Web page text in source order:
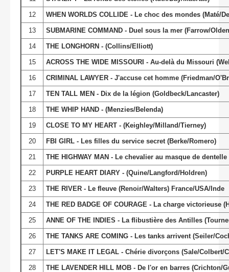
12 WHEN WORLDS COLLIDE - Le choc des mondes (Maté/
13 SUBMARINE COMMAND - Duel sous la mer (Farrow/
14 THE LONGHORN - (Collins/Elliott)
15 ACROSS THE WIDE MISSOURI - Au-delà du Missouri
16 CRIMINAL LAWYER - J'accuse cet homme (Friedman/
17 TEN TALL MEN - Dix de la légion (Goldbeck/Lancaster)
18 THE WHIP HAND - (Menzies/Belenda)
19 CLOSE TO MY HEART - (Keighley/Milland/Tierney)
20 FBI GIRL - Les filles du service secret (Berke/Romero)
21 THE HIGHWAY MAN - Le chevalier au masque de
22 PURPLE HEART DIARY - (Quine/Langford/Holdren)
23 THE RIVER - Le fleuve (Renoir/Walters) France/USA/Inde
24 THE RED BADGE OF COURAGE - La charge victorieuse
25 ANNE OF THE INDIES - La flibustière des Antilles
26 THE TANKS ARE COMING - Les tanks arrivent (Seiler/
27 LET'S MAKE IT LEGAL - Chérie divorçons (Sale/Colbert/
28 THE LAVENDER HILL MOB - De l'or en barres (Crichton/